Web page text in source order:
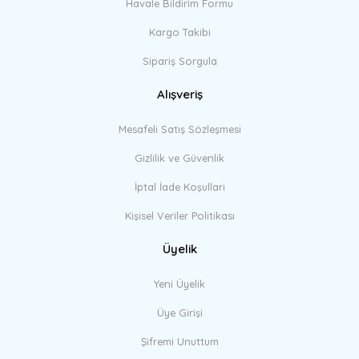
Havale Bildirim Formu
Kargo Takibi
Sipariş Sorgula
Alışveriş
Mesafeli Satış Sözleşmesi
Gizlilik ve Güvenlik
İptal İade Koşullari
Kişisel Veriler Politikası
Üyelik
Yeni Üyelik
Üye Girişi
Şifremi Unuttum